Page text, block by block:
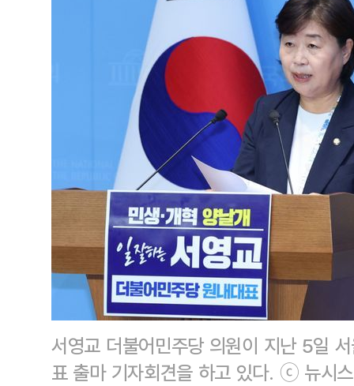
서영교 더불어민주당 의원이 지난 5일
표 출마 기자회견을 하고 있다. ⓒ 뉴시스